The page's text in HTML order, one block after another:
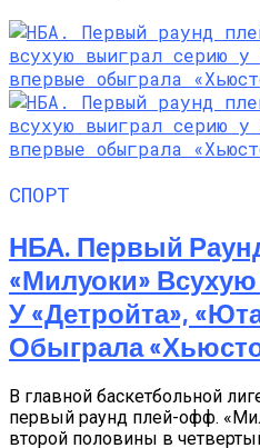
СПОРТ
НБА. Первый
«Милуоки»
У «Детройта»,
Обыграла
В главной баскетбольной
первый раунд плей-офф.
второй половины в